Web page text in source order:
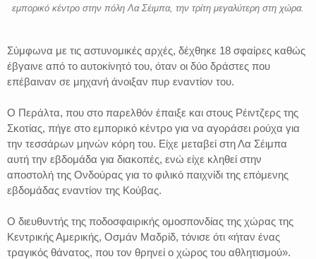
εμπορικό κέντρο στην πόλη Λα Σέιμπα, την τρίτη μεγαλύτερη στη χώρα.
Σύμφωνα με τις αστυνομικές αρχές, δέχθηκε 18 σφαίρες καθώς
έβγαινε από το αυτοκίνητό του, όταν οι δύο δράστες που
επέβαιναν σε μηχανή άνοιξαν πυρ εναντίον του.
Ο Περάλτα, που στο παρελθόν έπαιξε και στους Ρέιντζερς της
Σκοτίας, πήγε στο εμπορικό κέντρο για να αγοράσει ρούχα για
την τεσσάρων μηνών κόρη του. Είχε μεταβεί στη Λα Σέιμπα
αυτή την εβδομάδα για διακοπές, ενώ είχε κληθεί στην
αποστολή της Ονδούρας για το φιλικό παιχνίδι της επόμενης
εβδομάδας εναντίον της Κούβας.
Ο διευθυντής της ποδοσφαιρικής ομοσπονδίας της χώρας της
Κεντρικής Αμερικής, Οσμάν Μαδρίδ, τόνισε ότι «ήταν ένας
τραγικός θάνατος, που τον θρηνεί ο χώρος του αθλητισμού».